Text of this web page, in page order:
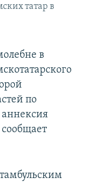
татар в
в
по